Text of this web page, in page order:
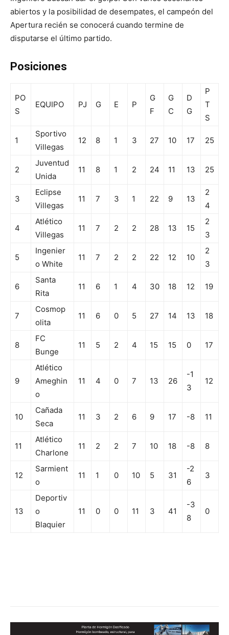
abiertos y la posibilidad de desempates, el campeón del
Apertura recién se conocerá cuando termine de
disputarse el último partido.
Posiciones
PO
S
EQUIPO PJ G E P
G
F
G
C
D
G
P
T
S
1
Sportivo
Villegas
12 8 1 3 27 10 17 25
2
Juventud
Unida
11 8 1 2 24 11 13 25
3
Eclipse
Villegas
11 7 3 1 22 9 13
2
4
4
Atlético
Villegas
11 7 2 2 28 13 15
2
3
5
Ingenier
o White
11 7 2 2 22 12 10
2
3
6
Santa
Rita
11 6 1 4 30 18 12 19
7
Cosmop
olita
11 6 0 5 27 14 13 18
8
FC
Bunge
11 5 2 4 15 15 0 17
9
Atlético
Ameghin
o
11 4 0 7 13 26
-1
3
12
10
Cañada
Seca
11 3 2 6 9 17 -8 11
11
Atlético
Charlone
11 2 2 7 10 18 -8 8
12
Sarmient
o
11 1 0 10 5 31
-2
6
3
13
Deportiv
o
Blaquier
11 0 0 11 3 41
-3
8
0